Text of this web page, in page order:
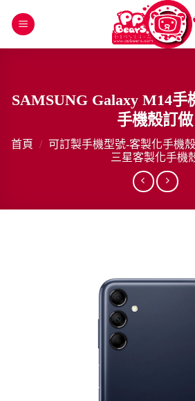
SAMSUNG Galaxy M14手
手機殼訂做
首頁 / 可訂製手機型號-客製化手機
三星客製化手機